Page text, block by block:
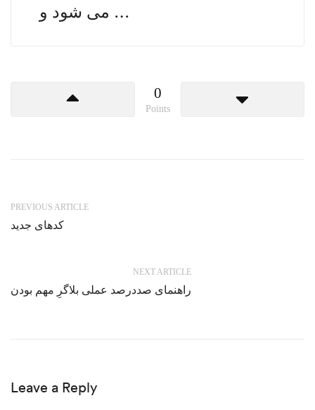
می شود و …
0
Points
PREVIOUS ARTICLE
کدهای جدید
NEXT ARTICLE
راهنمای صددرصد عملی بلاگرِ مهم بودن
Leave a Reply